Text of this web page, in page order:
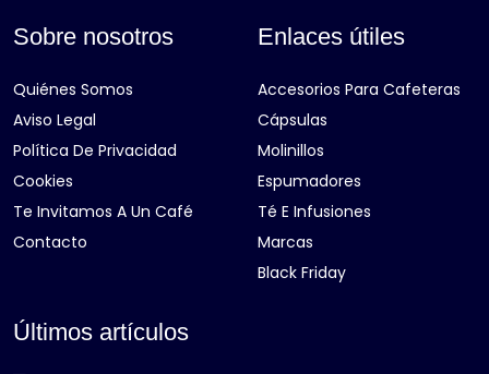
Sobre nosotros
Quiénes Somos
Aviso Legal
Política De Privacidad
Cookies
Te Invitamos A Un Café
Contacto
Enlaces útiles
Accesorios Para Cafeteras
Cápsulas
Molinillos
Espumadores
Té E Infusiones
Marcas
Black Friday
Últimos artículos